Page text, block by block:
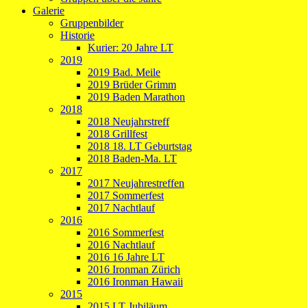
Galerie
Gruppenbilder
Historie
Kurier: 20 Jahre LT
2019
2019 Bad. Meile
2019 Brüder Grimm
2019 Baden Marathon
2018
2018 Neujahrstreff
2018 Grillfest
2018 18. LT Geburtstag
2018 Baden-Ma. LT
2017
2017 Neujahrestreffen
2017 Sommerfest
2017 Nachtlauf
2016
2016 Sommerfest
2016 Nachtlauf
2016 16 Jahre LT
2016 Ironman Zürich
2016 Ironman Hawaii
2015